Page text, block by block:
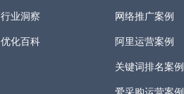
行业洞察
优化百科
网络推广案例
阿里运营案例
关键词排名案例